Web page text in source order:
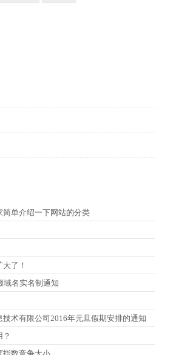
简单介绍一下网站的分类
了！
域名实名制通知
技术有限公司2016年元旦假期安排的通知
？